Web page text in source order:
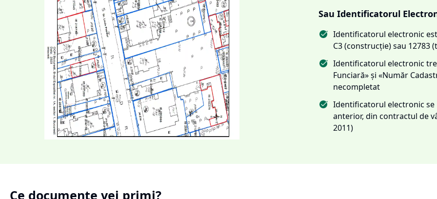
Sau Identificatorul
Identificatorul electronic
C3 (construcție) sau 12783
Identificatorul electronic
Funciară» și «Număr
necompletat
Identificatorul electronic
anterior, din contractul de
2011)
Ce documente vei primi?